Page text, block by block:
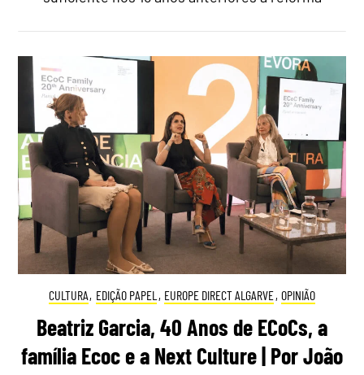
CULTURA, EDIÇÃO PAPEL , EUROPE DIRECT ALGARVE, OPINIÃO
Beatriz Garcia, 40 Anos de ECoCs, a
família Ecoc e a Next Culture | Por João